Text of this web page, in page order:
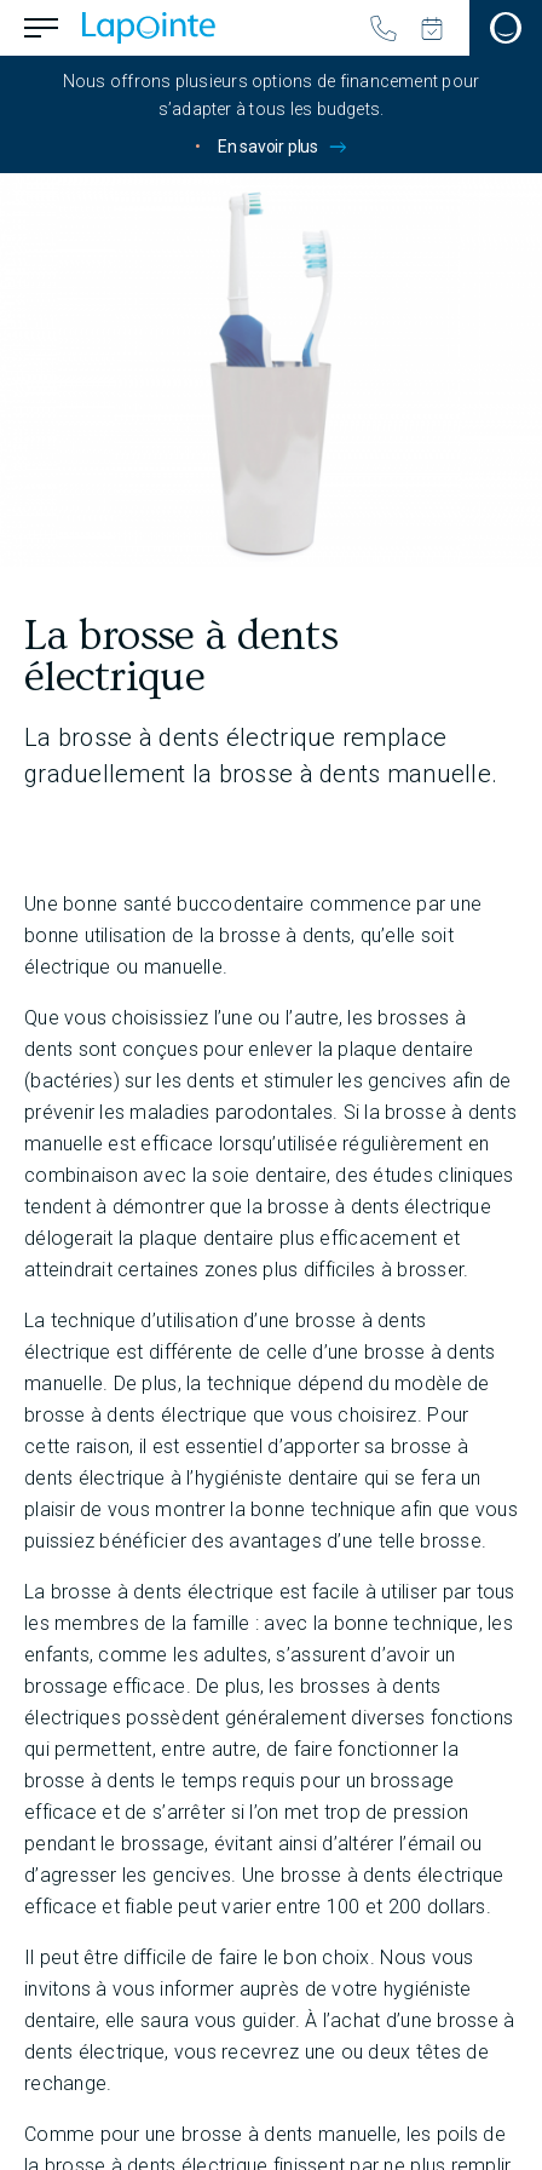
Passer au contenu principal
Aller à la page d'accueil
menu.button_open
Nous offrons plusieurs options de financement pour
s’adapter à tous les budgets.
•
En savoir plus
La brosse à dents
électrique
La brosse à dents électrique remplace
graduellement la brosse à dents manuelle.
Une bonne santé buccodentaire commence par une
bonne utilisation de la brosse à dents, qu’elle soit
électrique ou manuelle.
Que vous choisissiez l’une ou l’autre, les brosses à
dents sont conçues pour enlever la plaque dentaire
(bactéries) sur les dents et stimuler les gencives afin de
prévenir les maladies parodontales. Si la brosse à dents
manuelle est efficace lorsqu’utilisée régulièrement en
combinaison avec la soie dentaire, des études cliniques
tendent à démontrer que la brosse à dents électrique
délogerait la plaque dentaire plus efficacement et
atteindrait certaines zones plus difficiles à brosser.
La technique d’utilisation d’une brosse à dents
électrique est différente de celle d’une brosse à dents
manuelle. De plus, la technique dépend du modèle de
brosse à dents électrique que vous choisirez. Pour
cette raison, il est essentiel d’apporter sa brosse à
dents électrique à l’hygiéniste dentaire qui se fera un
plaisir de vous montrer la bonne technique afin que vous
puissiez bénéficier des avantages d’une telle brosse.
La brosse à dents électrique est facile à utiliser par tous
les membres de la famille : avec la bonne technique, les
enfants, comme les adultes, s’assurent d’avoir un
brossage efficace. De plus, les brosses à dents
électriques possèdent généralement diverses fonctions
qui permettent, entre autre, de faire fonctionner la
brosse à dents le temps requis pour un brossage
efficace et de s’arrêter si l’on met trop de pression
pendant le brossage, évitant ainsi d’altérer l’émail ou
d’agresser les gencives. Une brosse à dents électrique
efficace et fiable peut varier entre 100 et 200 dollars.
Il peut être difficile de faire le bon choix. Nous vous
invitons à vous informer auprès de votre hygiéniste
dentaire, elle saura vous guider. À l’achat d’une brosse à
dents électrique, vous recevrez une ou deux têtes de
rechange.
Comme pour une brosse à dents manuelle, les poils de